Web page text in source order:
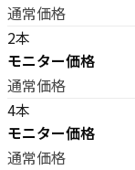
通常価格
2本
モニター価格
通常価格
4本
モニター価格
通常価格